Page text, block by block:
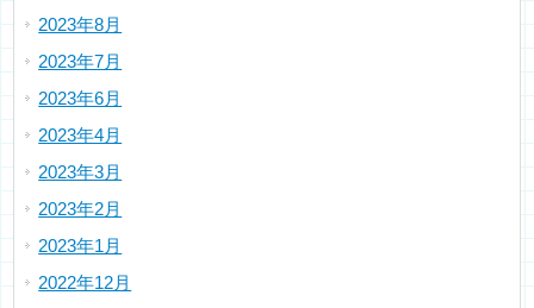
2023年8月
2023年7月
2023年6月
2023年4月
2023年3月
2023年2月
2023年1月
2022年12月